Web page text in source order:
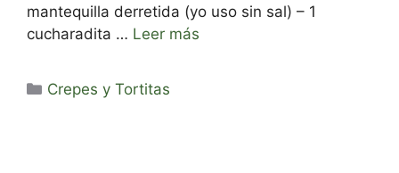
mantequilla derretida (yo uso sin sal) – 1
cucharadita … Leer más
Categorías
Crepes y Tortitas